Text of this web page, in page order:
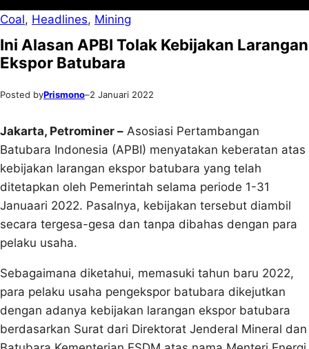
Coal, Headlines, Mining
Ini Alasan APBI Tolak Kebijakan Larangan
Ekspor Batubara
Posted byPrismono–2 Januari 2022
Jakarta, Petrominer – Asosiasi Pertambangan
Batubara Indonesia (APBI) menyatakan keberatan atas
kebijakan larangan ekspor batubara yang telah
ditetapkan oleh Pemerintah selama periode 1-31
Januaari 2022. Pasalnya, kebijakan tersebut diambil
secara tergesa-gesa dan tanpa dibahas dengan para
pelaku usaha.
Sebagaimana diketahui, memasuki tahun baru 2022,
para pelaku usaha pengekspor batubara dikejutkan
dengan adanya kebijakan larangan ekspor batubara
berdasarkan Surat dari Direktorat Jenderal Mineral dan